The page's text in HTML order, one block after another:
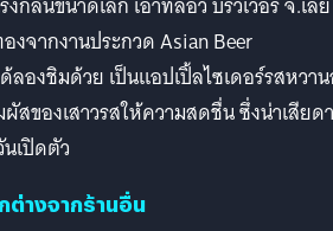
งจากงานประกวด Asian Beer
ลองชิมด้วย เป็นแอปเปิ้ลไซเดอร์รสหวา
สของเสาวรสให้ความสดชื่น ซึ่งน่าเสียด
เปิดตัว
างจากร้านอื่น